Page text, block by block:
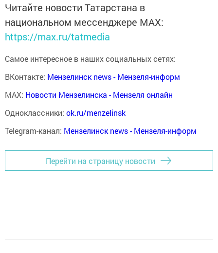
Читайте новости Татарстана в
национальном мессенджере MАХ:
https://max.ru/tatmedia
Самое интересное в наших социальных сетях:
ВКонтакте: Мензелинск news - Мензеля-информ
MAX: Новости Мензелинска - Мензеля онлайн
Одноклассники: ok.ru/menzelinsk
Telegram-канал: Мензелинск news - Мензеля-информ
Перейти на страницу новости